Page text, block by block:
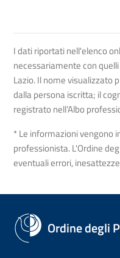
I dati riportati nell'elenco
necessariamente con
Lazio. Il nome visualizzato
dalla persona iscritta; il
registrato nell’Albo
* Le informazioni vengono
professionista. L'Ordine
eventuali errori,
Ordine degli